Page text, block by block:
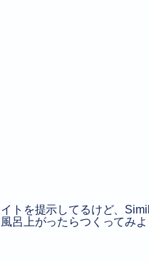
トを提示してるけど、
呂上がったらつくってみよ